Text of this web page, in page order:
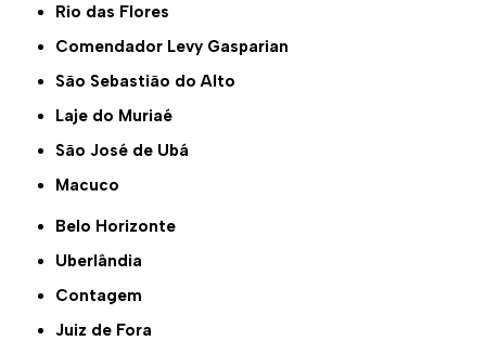
Rio das Flores
Comendador Levy Gasparian
São Sebastião do Alto
Laje do Muriaé
São José de Ubá
Macuco
Belo Horizonte
Uberlândia
Contagem
Juiz de Fora